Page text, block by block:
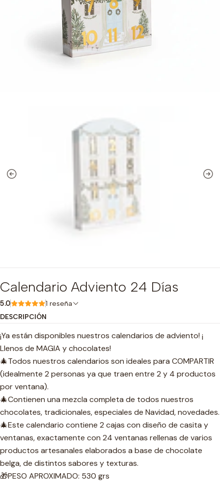
Calendario Adviento 24 Días
5.0 1 reseña
DESCRIPCIÓN
¡Ya están disponibles nuestros calendarios de adviento! ¡
Llenos de MAGIA y chocolates!
🎄Todos nuestros calendarios son ideales para COMPARTIR
(idealmente 2 personas ya que traen entre 2 y 4 productos
por ventana).
🎄Contienen una mezcla completa de todos nuestros
chocolates, tradicionales, especiales de Navidad, novedades.
🎄Este calendario contiene 2 cajas con diseño de casita y
ventanas, exactamente con 24 ventanas rellenas de varios
productos artesanales elaborados a base de chocolate
belga, de distintos sabores y texturas.
🎁PESO APROXIMADO: 530 grs